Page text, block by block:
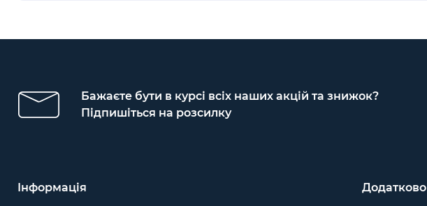
Бажаєте бути в курсі всіх наших акцій та знижок?
Підпишіться на розсилку
Інформація Додатково